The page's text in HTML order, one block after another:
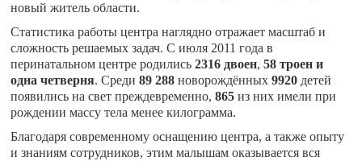
новый житель области.
Статистика работы центра наглядно отражает масштаб и
сложность решаемых задач. С июля 2011 года в
перинатальном центре родились 2316 двоен, 58 троен и
одна четверня. Среди 89 288 новорождённых 9920 детей
появились на свет преждевременно, 865из них имели при
рождении массу тела менее килограмма.
Благодаря современному оснащению центра, а также опыту
и знаниям сотрудников, этим малышам оказывается вся